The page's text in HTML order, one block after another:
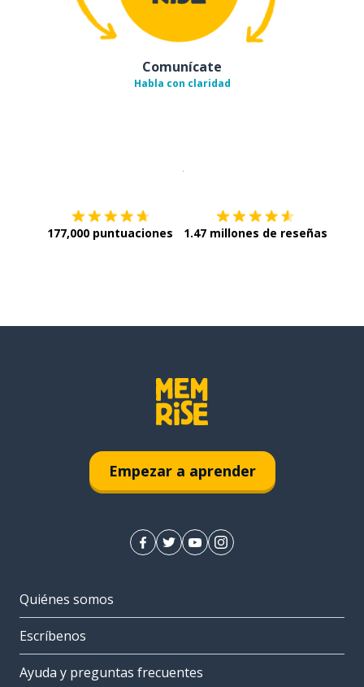
Comunícate
Habla con claridad
177,000 puntuaciones 1.47 millones de reseñas
Empezar a aprender
Quiénes somos
Escríbenos
Ayuda y preguntas frecuentes